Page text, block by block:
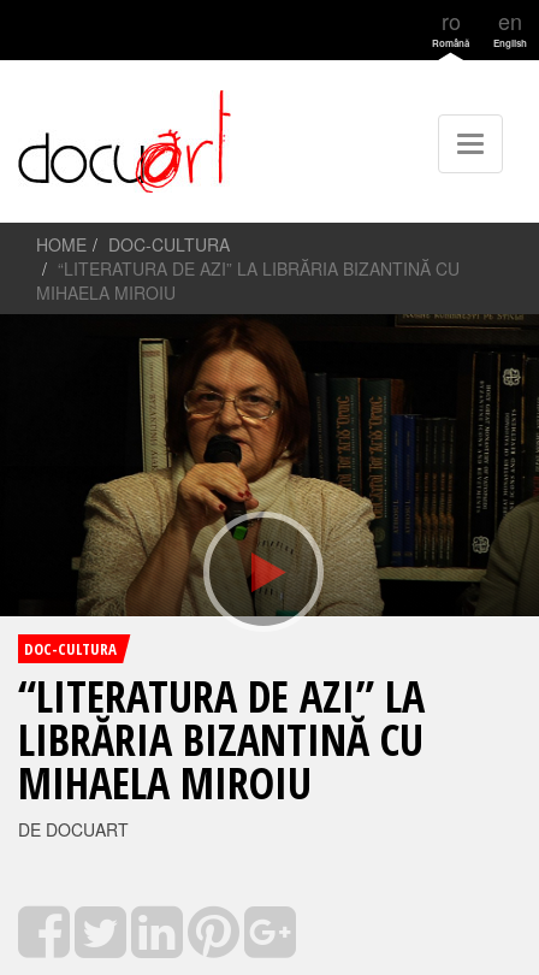
ro
Română
en
English
HOME
DOC-CULTURA
“LITERATURA DE AZI” LA LIBRĂRIA BIZANTINĂ CU
MIHAELA MIROIU
DOC-CULTURA
“LITERATURA DE AZI” LA
LIBRĂRIA BIZANTINĂ CU
MIHAELA MIROIU
DE DOCUART